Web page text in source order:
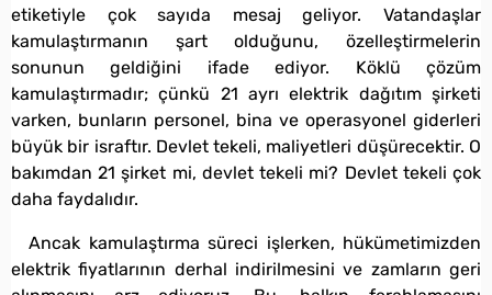
etiketiyle çok sayıda mesaj geliyor. Vatandaşlar
kamulaştırmanın şart olduğunu, özelleştirmelerin
sonunun geldiğini ifade ediyor. Köklü çözüm
kamulaştırmadır; çünkü 21 ayrı elektrik dağıtım şirketi
varken, bunların personel, bina ve operasyonel giderleri
büyük bir israftır. Devlet tekeli, maliyetleri düşürecektir. O
bakımdan 21 şirket mi, devlet tekeli mi? Devlet tekeli çok
daha faydalıdır.
Ancak kamulaştırma süreci işlerken, hükümetimizden
elektrik fiyatlarının derhal indirilmesini ve zamların geri